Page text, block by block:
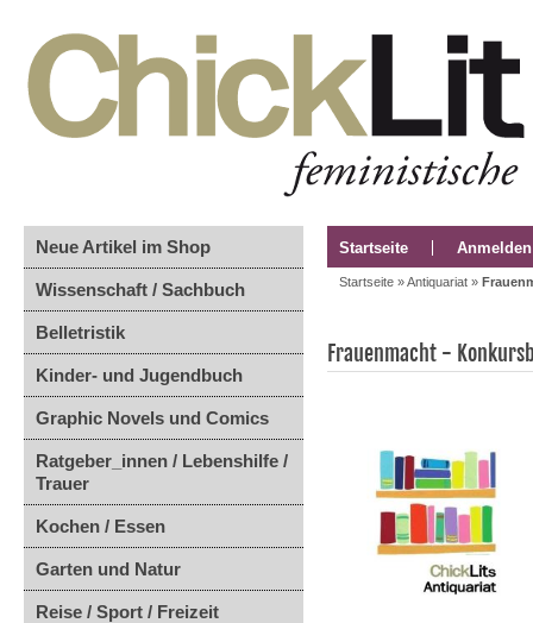
Neue Artikel im Shop
Wissenschaft / Sachbuch
Belletristik
Kinder- und Jugendbuch
Graphic Novels und Comics
Ratgeber_innen / Lebenshilfe /
Trauer
Kochen / Essen
Garten und Natur
Reise / Sport / Freizeit
Startseite Anmelden
Startseite »Antiquariat »
Frauenmacht -